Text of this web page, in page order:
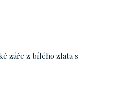
záře z bílého zlata s